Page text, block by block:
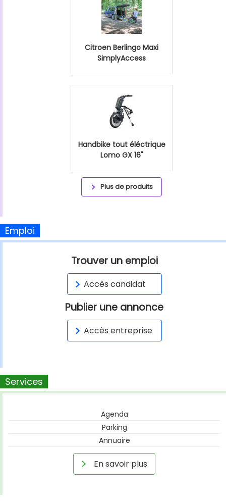
Citroen Berlingo Maxi
SimplyAccess
Handbike tout éléctrique
Lomo GX 16"
Plus de produits
Emploi
Trouver un emploi
Accès candidat
Publier une annonce
Accès entreprise
Services
Agenda
Parking
Annuaire
En savoir plus